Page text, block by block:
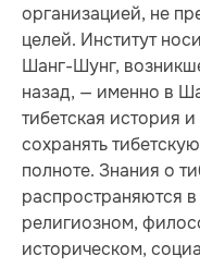
организацией, не
целей. Институт
Шанг-Шунг,
назад, — именно в
тибетская история
сохранять
полноте. Знания о
распространяются
религиозном,
историческом,